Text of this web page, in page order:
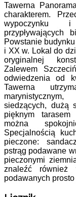
Tawerna
charakterem.
wypoczynku
przypływających
Powstanie
i XX w. Lokal do
oryginalnej
Zalewem
odwiedzenia od
Tawerna
siedzących, dużą
pięknym
można
Specjalnością
pieczone:
pstrąg podawane
pieczonymi
znaleźć również
podawanych